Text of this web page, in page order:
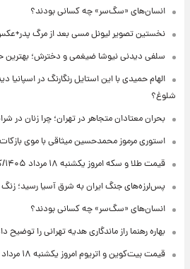
انسان‌های «سگ‌سر» چه کسانی بودند؟
نخستین تصویر لیونل مسی بعد از مرگ
سلفی دیدنی نیوشا ضیغمی و دخترش؛ بهترین
الهام حمیدی با این استایل رنگارنگ در
شلوغ؟
بحران معتادان متجاهر در تهران؛ چرا زنان در
استوری مرموز محمدحسین میثاقی با موی بازکات
قیمت طلا و سکه امروز یکشنبه ۱۸ مرداد ۱۴۰۵/کاهش قیمت طلا و سکه
پس‌لرزه‌های جنگ ایران به شرق آسیا رسید؛ زنگ
انسان‌های «سگ‌سر» چه کسانی بودند؟
بهاره رهنما راز ماندگاری هدیه تهرانی را توضیح
قیمت بیت‌کوین و اتریوم امروز یکشنبه ۱۸ مرداد ۱۴۰۵